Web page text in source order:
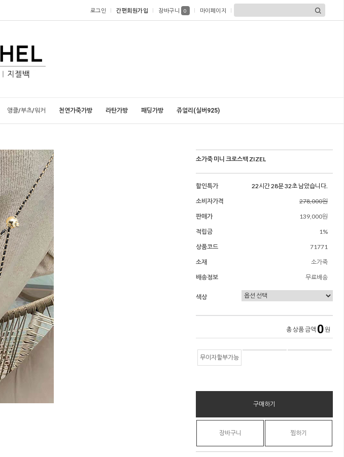
로그인 간편회원가입 장바구니 0 마이페이지
앵클/부츠/워커 천연가죽가방 라탄가방 패딩가방 쥬얼리(실버925)
소가죽 미니 크로스백 ZIZEL
할인특가
22시간 28분 30초 남았습니다.
소비자가격
278,000원
판매가
139,000원
적립금
1%
상품코드
71771
소재
소가죽
배송정보
무료배송
색상
총 상품 금액 0 원
무이자할부가능
구매하기
장바구니 찜하기